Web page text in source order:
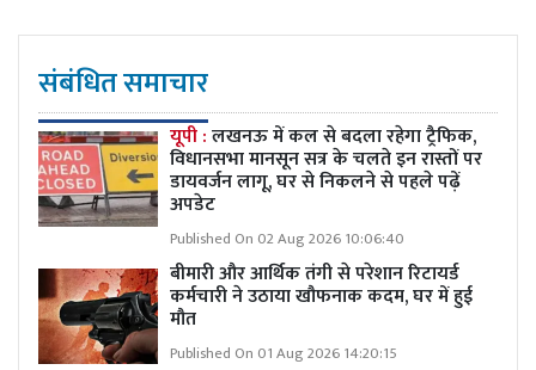
संबंधित समाचार
यूपी :लखनऊ में कल से बदला रहेगा ट्रैफिक,
विधानसभा मानसून सत्र के चलते इन रास्तों पर
डायवर्जन लागू, घर से निकलने से पहले पढ़ें
अपडेट
Published On 02 Aug 2026 10:06:40
बीमारी और आर्थिक तंगी से परेशान रिटायर्ड
कर्मचारी ने उठाया खौफनाक कदम, घर में हुई
मौत
Published On 01 Aug 2026 14:20:15